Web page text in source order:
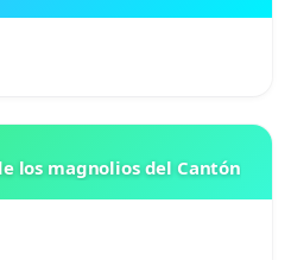
los magnolios del Cantón